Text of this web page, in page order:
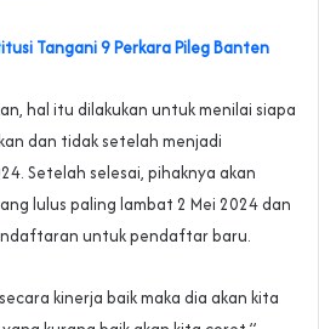
Tangani 9 Perkara Pileg Banten
hal itu dilakukan untuk menilai siapa
dan tidak setelah menjadi
Setelah selesai, pihaknya akan
lulus paling lambat 2 Mei 2024 dan
untuk pendaftar baru.
kinerja baik maka dia akan kita